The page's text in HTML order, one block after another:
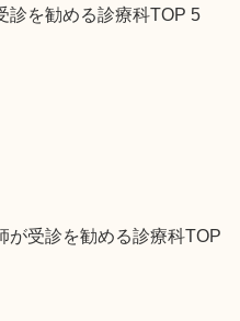
診を勧める診療科TOP 5
が受診を勧める診療科TOP